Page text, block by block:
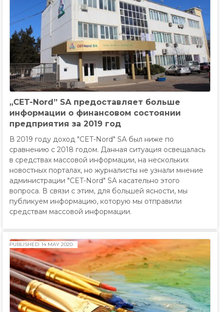
„CET-Nord” SA предоставляет больше
информации о финансовом состоянии
предприятия за 2019 год
В 2019 году доход "CET-Nord" SA был ниже по
сравнению с 2018 годом. Данная ситуация освещалась
в средствах массовой информации, на нескольких
новостных порталах, но журналисты не узнали мнение
администрации "CET-Nord" SA касательно этого
вопроса. В связи с этим, для большей ясности, мы
публикуем информацию, которую мы отправили
средствам массовой информации.
PUBLISHED: 14 MAY 2020